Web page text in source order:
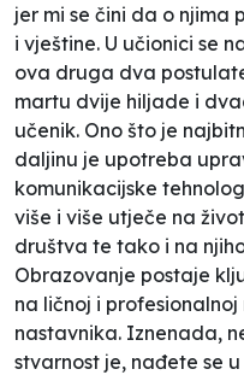
jer mi se čini da o njima
i vještine. U učionici se
ova druga dva
martu dvije hiljade i
učenik. Ono što je
daljinu je upotreba
komunikacijske
više i više utječe na
društva te tako i na
Obrazovanje postaje
na ličnoj i
nastavnika. Iznenada,
stvarnost je, nađete se